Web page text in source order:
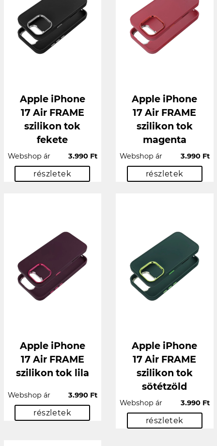
Apple iPhone
17 Air FRAME
szilikon tok
fekete
Webshop ár 3.990 Ft
részletek
Apple iPhone
17 Air FRAME
szilikon tok
magenta
Webshop ár 3.990 Ft
részletek
Apple iPhone
17 Air FRAME
szilikon tok lila
Webshop ár 3.990 Ft
részletek
Apple iPhone
17 Air FRAME
szilikon tok
sötétzöld
Webshop ár 3.990 Ft
részletek